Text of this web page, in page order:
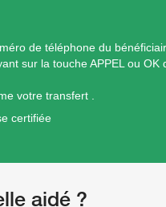
de téléphone du
sur la touche APPEL ou OK
votre transfert .
certifiée
aidé ?